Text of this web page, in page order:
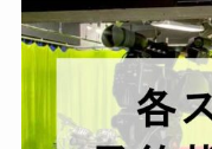
イ
ブ